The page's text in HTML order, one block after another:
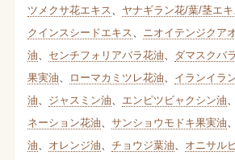
ツメクサ花エキス
ヤナギラン花/葉/茎エキ
クインスシードエキス
ニオイテンジクア
油
センチフォリアバラ花油 ダマスクバ
果実油
ローマカミツレ花油 イランイラ
油
ジャスミン油 エンピツビャクシン油
ネーション花油
サンショウモドキ果実油
油
オレンジ油 チョウジ葉油 オニサル